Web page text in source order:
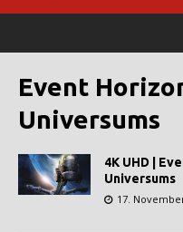
Event
Universums
4K UHD |
Universums
17.